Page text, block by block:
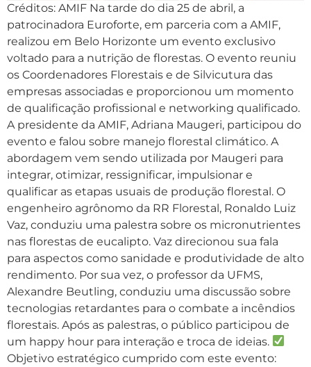
Créditos: AMIF Na tarde do dia 25 de abril, a
patrocinadora Euroforte, em parceria com a AMIF,
realizou em Belo Horizonte um evento exclusivo
voltado para a nutrição de florestas. O evento reuniu
os Coordenadores Florestais e de Silvicutura das
empresas associadas e proporcionou um momento
de qualificação profissional e networking qualificado.
A presidente da AMIF, Adriana Maugeri, participou do
evento e falou sobre manejo florestal climático. A
abordagem vem sendo utilizada por Maugeri para
integrar, otimizar, ressignificar, impulsionar e
qualificar as etapas usuais de produção florestal. O
engenheiro agrônomo da RR Florestal, Ronaldo Luiz
Vaz, conduziu uma palestra sobre os micronutrientes
nas florestas de eucalipto. Vaz direcionou sua fala
para aspectos como sanidade e produtividade de alto
rendimento. Por sua vez, o professor da UFMS,
Alexandre Beutling, conduziu uma discussão sobre
tecnologias retardantes para o combate a incêndios
florestais. Após as palestras, o público participou de
um happy hour para interação e troca de ideias.
Objetivo estratégico cumprido com este evento: